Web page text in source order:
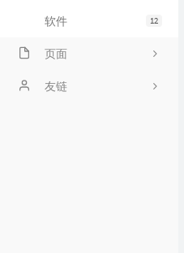
12
软件
页面
关于友链